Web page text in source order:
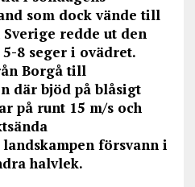
som dock vände till
redde ut den
8 seger i ovädret.
Borgå till
där bjöd på blåsigt
på runt 15 m/s och
försvann i
halvlek.